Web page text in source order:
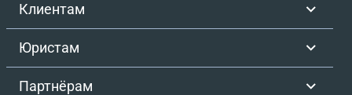
Клиентам
Юристам
Партнёрам